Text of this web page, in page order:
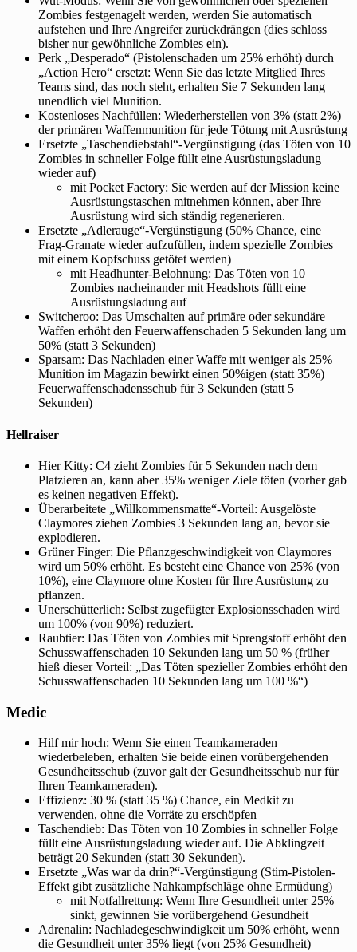
Zombies festgenagelt werden, werden Sie automatisch
aufstehen und Ihre Angreifer zurückdrängen (dies schloss
bisher nur gewöhnliche Zombies ein).
Perk „Desperado“ (Pistolenschaden um 25% erhöht) durch
„Action Hero“ ersetzt: Wenn Sie das letzte Mitglied Ihres
Teams sind, das noch steht, erhalten Sie 7 Sekunden lang
unendlich viel Munition.
Kostenloses Nachfüllen: Wiederherstellen von 3% (statt 2%)
der primären Waffenmunition für jede Tötung mit Ausrüstung
Ersetzte „Taschendiebstahl“-Vergünstigung (das Töten von 10
Zombies in schneller Folge füllt eine Ausrüstungsladung
wieder auf)
mit Pocket Factory: Sie werden auf der Mission keine
Ausrüstungstaschen mitnehmen können, aber Ihre
Ausrüstung wird sich ständig regenerieren.
Ersetzte „Adlerauge“-Vergünstigung (50% Chance, eine
Frag-Granate wieder aufzufüllen, indem spezielle Zombies
mit einem Kopfschuss getötet werden)
mit Headhunter-Belohnung: Das Töten von 10
Zombies nacheinander mit Headshots füllt eine
Ausrüstungsladung auf
Switcheroo: Das Umschalten auf primäre oder sekundäre
Waffen erhöht den Feuerwaffenschaden 5 Sekunden lang um
50% (statt 3 Sekunden)
Sparsam: Das Nachladen einer Waffe mit weniger als 25%
Munition im Magazin bewirkt einen 50%igen (statt 35%)
Feuerwaffenschadensschub für 3 Sekunden (statt 5
Sekunden)
Hellraiser
Hier Kitty: C4 zieht Zombies für 5 Sekunden nach dem
Platzieren an, kann aber 35% weniger Ziele töten (vorher gab
es keinen negativen Effekt).
Überarbeitete „Willkommensmatte“-Vorteil: Ausgelöste
Claymores ziehen Zombies 3 Sekunden lang an, bevor sie
explodieren.
Grüner Finger: Die Pflanzgeschwindigkeit von Claymores
wird um 50% erhöht. Es besteht eine Chance von 25% (von
10%), eine Claymore ohne Kosten für Ihre Ausrüstung zu
pflanzen.
Unerschütterlich: Selbst zugefügter Explosionsschaden wird
um 100% (von 90%) reduziert.
Raubtier: Das Töten von Zombies mit Sprengstoff erhöht den
Schusswaffenschaden 10 Sekunden lang um 50 % (früher
hieß dieser Vorteil: „Das Töten spezieller Zombies erhöht den
Schusswaffenschaden 10 Sekunden lang um 100 %“)
Medic
Hilf mir hoch: Wenn Sie einen Teamkameraden
wiederbeleben, erhalten Sie beide einen vorübergehenden
Gesundheitsschub (zuvor galt der Gesundheitsschub nur für
Ihren Teamkameraden).
Effizienz: 30 % (statt 35 %) Chance, ein Medkit zu
verwenden, ohne die Vorräte zu erschöpfen
Taschendieb: Das Töten von 10 Zombies in schneller Folge
füllt eine Ausrüstungsladung wieder auf. Die Abklingzeit
beträgt 20 Sekunden (statt 30 Sekunden).
Ersetzte „Was war da drin?“-Vergünstigung (Stim-Pistolen-
Effekt gibt zusätzliche Nahkampfschläge ohne Ermüdung)
mit Notfallrettung: Wenn Ihre Gesundheit unter 25%
sinkt, gewinnen Sie vorübergehend Gesundheit
Adrenalin: Nachladegeschwindigkeit um 50% erhöht, wenn
die Gesundheit unter 35% liegt (von 25% Gesundheit)